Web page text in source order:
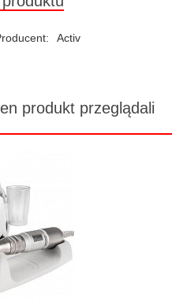
Activ
produkt przeglądali